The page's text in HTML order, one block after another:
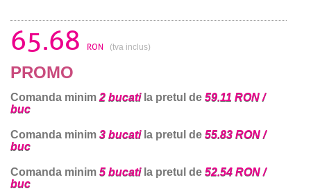
65.68 RON (tva inclus)
PROMO
Comanda minim 2 bucatila pretul de 59.11 RON /
buc
Comanda minim 3 bucatila pretul de 55.83 RON /
buc
Comanda minim 5 bucatila pretul de 52.54 RON /
buc